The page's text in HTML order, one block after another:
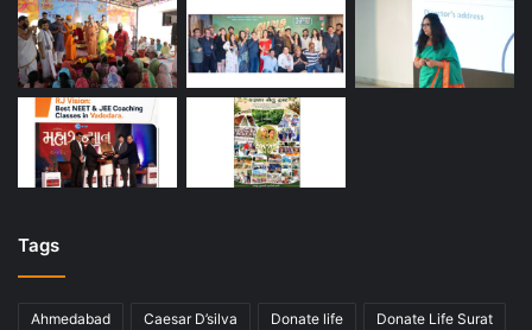
Tags
Ahmedabad Caesar D’silva Donate life Donate Life Surat